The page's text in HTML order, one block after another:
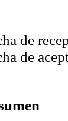
de
de